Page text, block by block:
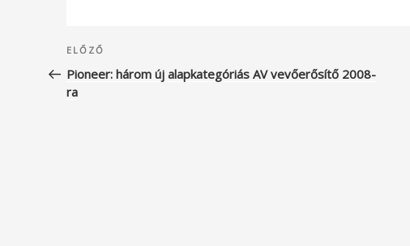
Bejegyzés
navigáció
Korábbi
bejegyzés
ELŐZŐ
Pioneer: három új alapkategóriás AV vevőerősítő 2008-
ra